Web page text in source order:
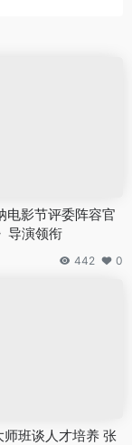
电影节评委阵容官
导演领衔
442 0
师班谈人才培养 张